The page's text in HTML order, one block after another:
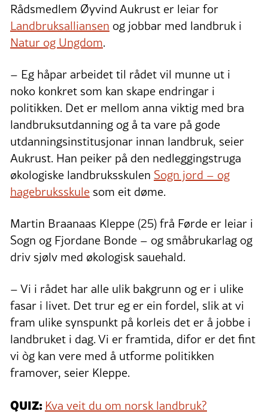
Rådsmedlem Øyvind Aukrust er leiar for
Landbruksalliansen og jobbar med landbruk i
Natur og Ungdom.
– Eg håpar arbeidet til rådet vil munne ut i
noko konkret som kan skape endringar i
politikken. Det er mellom anna viktig med bra
landbruksutdanning og å ta vare på gode
utdanningsinstitusjonar innan landbruk, seier
Aukrust. Han peiker på den nedleggingstruga
økologiske landbruksskulen Sogn jord – og
hagebruksskule som eit døme.
Martin Braanaas Kleppe (25) frå Førde er leiar i
Sogn og Fjordane Bonde – og småbrukarlag og
driv sjølv med økologisk sauehald.
– Vi i rådet har alle ulik bakgrunn og er i ulike
fasar i livet. Det trur eg er ein fordel, slik at vi
fram ulike synspunkt på korleis det er å jobbe i
landbruket i dag. Vi er framtida, difor er det fint
vi òg kan vere med å utforme politikken
framover, seier Kleppe.
QUIZ: Kva veit du om norsk landbruk?